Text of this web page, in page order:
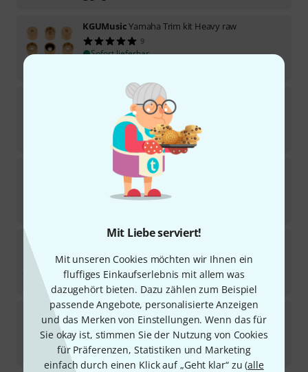
Mit Liebe serviert!
Mit unseren Cookies möchten wir Ihnen ein
fluffiges Einkaufserlebnis mit allem was
dazugehört bieten. Dazu zählen zum Beispiel
passende Angebote, personalisierte Anzeigen
und das Merken von Einstellungen. Wenn das für
Sie okay ist, stimmen Sie der Nutzung von Cookies
für Präferenzen, Statistiken und Marketing
einfach durch einen Klick auf „Geht klar“ zu (alle
KGUMusicYamaha Trim kit Heavy raw
9
Sofort lieferbar
KGUMusicCB Trim kit Medium raw
1
Sofort lieferbar
KGUMusic Yamaha Trim kit Heavy 24K GP
1
Sofort lieferbar
KGUMusic Bach Heavy buttons Lapizlazuli
139 €
KGUMusicNeck Screw Yamaha 24K
3
Sofort lieferbar
89€